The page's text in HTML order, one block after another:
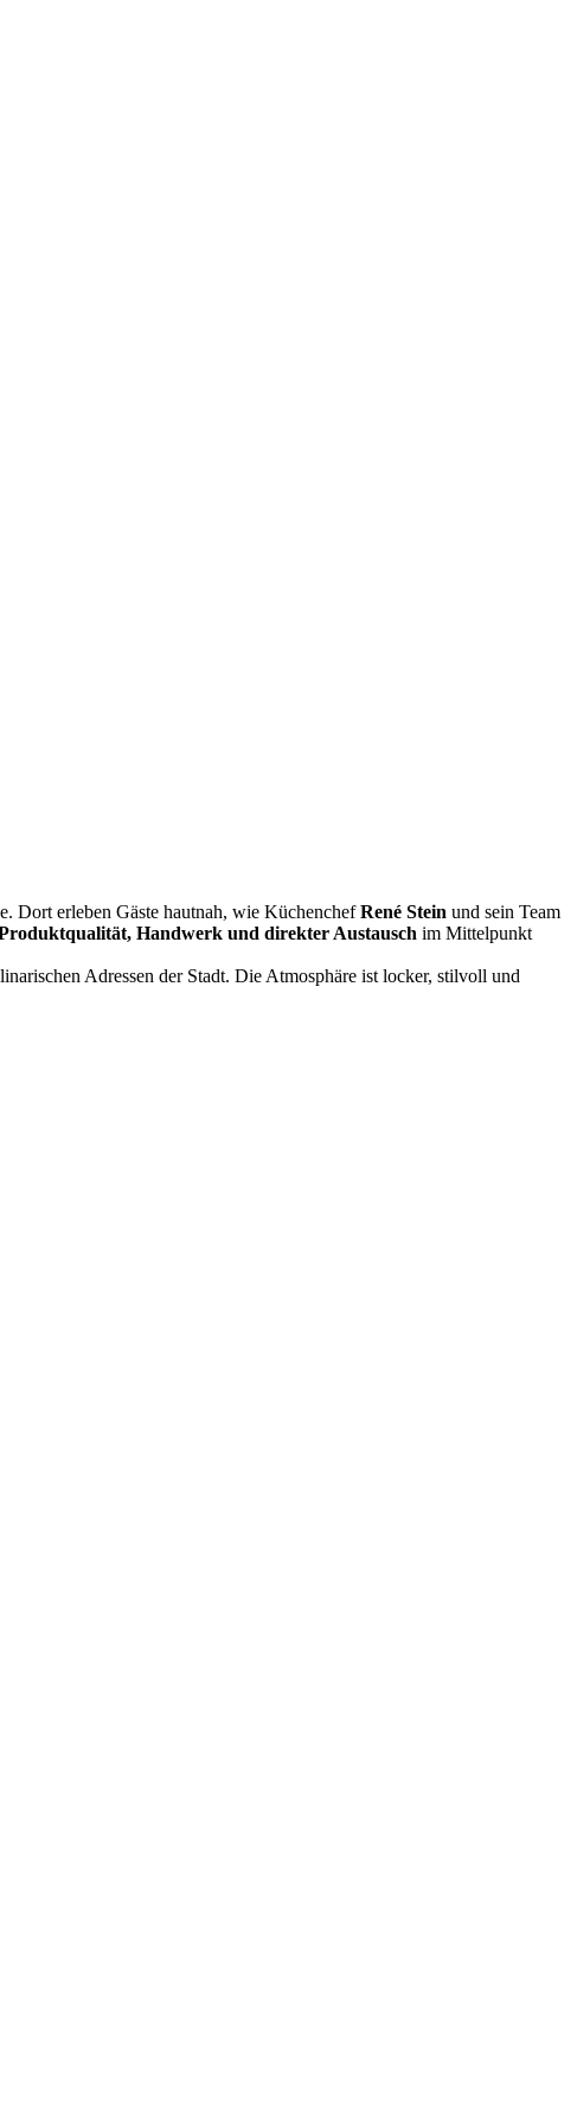
Dort erleben Gäste hautnah, wie KüchenchefRené Stein und sein Team
Handwerk und direkter Austausch im Mittelpunkt
Adressen der Stadt. Die Atmosphäre ist locker, stilvoll und